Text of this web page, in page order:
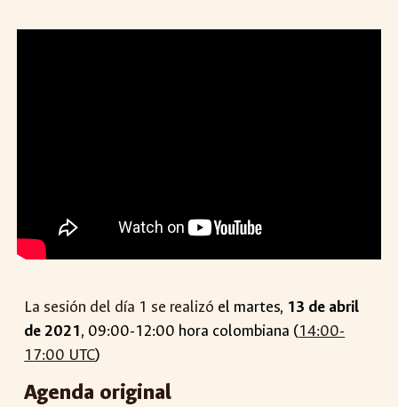
La sesión del día 1 se realizó el martes, 13 de abril
de 2021, 09:00-12:00 hora colombiana (14:00-
17:00 UTC)
Agenda original